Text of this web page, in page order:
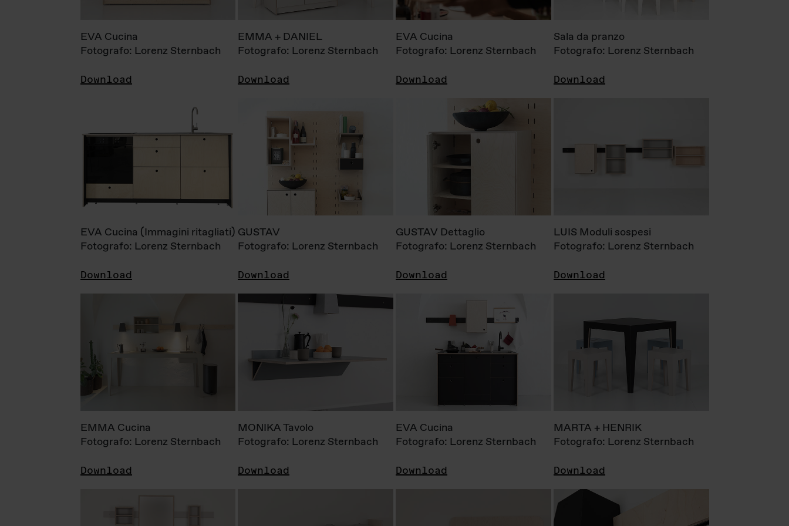
EVA Cucina
Fotografo: Lorenz Sternbach
Download
EMMA + DANIEL
Fotografo: Lorenz Sternbach
Download
EVA Cucina
Fotografo: Lorenz Sternbach
Download
Sala da pranzo
Fotografo: Lorenz Sternbach
Download
EVA Cucina (Immagini ritagliati)
Fotografo: Lorenz Sternbach
Download
GUSTAV
Fotografo: Lorenz Sternbach
Download
GUSTAV Dettaglio
Fotografo: Lorenz Sternbach
Download
LUIS Moduli sospesi
Fotografo: Lorenz Sternbach
Download
EMMA Cucina
Fotografo: Lorenz Sternbach
Download
MONIKA Tavolo
Fotografo: Lorenz Sternbach
Download
EVA Cucina
Fotografo: Lorenz Sternbach
Download
MARTA + HENRIK
Fotografo: Lorenz Sternbach
Download